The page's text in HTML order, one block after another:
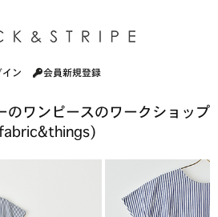
イン 会員新規登録
のワンピースのワークショップ